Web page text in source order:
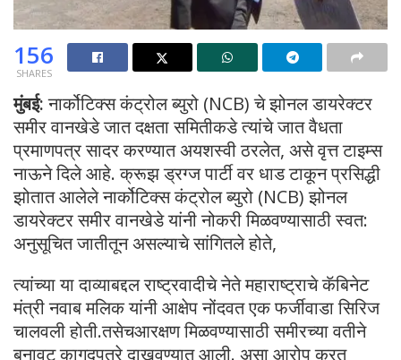
156
SHARES
मुंबई:नार्कोटिक्स कंट्रोल ब्युरो (NCB) चे झोनल डायरेक्टर
समीर वानखेडे जात दक्षता समितीकडे त्यांचे जात वैधता
प्रमाणपत्र सादर करण्यात अयशस्वी ठरलेत, असे वृत्त टाइम्स
नाऊने दिले आहे. क्रूझ ड्रग्ज पार्टी वर धाड टाकून प्रसिद्धी
झोतात आलेले नार्कोटिक्स कंट्रोल ब्युरो (NCB) झोनल
डायरेक्टर समीर वानखेडे यांनी नोकरी मिळवण्यासाठी स्वत:
अनुसूचित जातीतून असल्याचे सांगितले होते,
त्यांच्या या दाव्याबद्दल राष्ट्रवादीचे नेते महाराष्ट्राचे कॅबिनेट
मंत्री नवाब मलिक यांनी आक्षेप नोंदवत एक फर्जीवाडा सिरिज
चालवली होती.तसेचआरक्षण मिळवण्यासाठी समीरच्या वतीने
बनावट कागदपत्रे दाखवण्यात आली. असा आरोप करत